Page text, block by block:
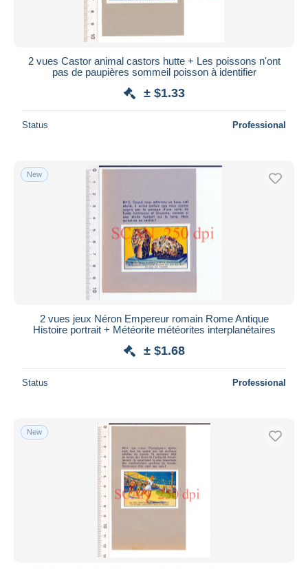
2 vues Castor animal castors hutte + Les poissons n'ont
pas de paupières sommeil poisson à identifier
± $1.33
Status Professional
New
2 vues jeux Néron Empereur romain Rome Antique
Histoire portrait + Météorite météorites interplanétaires
± $1.68
Status Professional
New